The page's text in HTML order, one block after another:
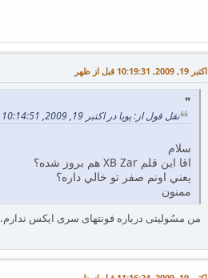
اکتبر 19, 2009, 10:19:31 قبل از ظهر
نقل قول از: پویا در اکتبر 19, 2009, 10:14:51 قبل از ظهر
سلام
اقا اين قلم XB Zar هم بروز شده؟
يعني اونم صفر تو خالي داره؟
ممنون
من مسُولیتی درباره فونتهای سری ایکس ندارم.